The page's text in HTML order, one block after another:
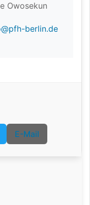
Owosekun
berlin.de
E-Mail